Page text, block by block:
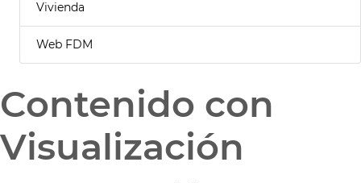
Vivienda
Web FDM
Contenido con
Visualización